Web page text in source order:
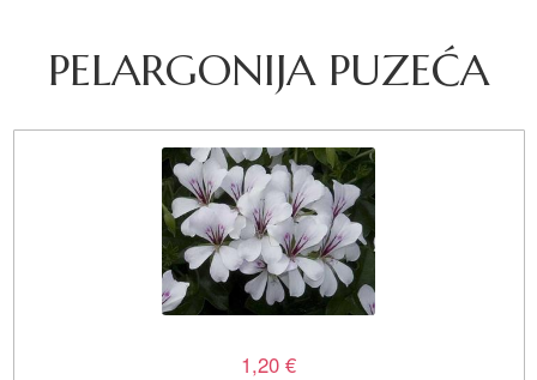
PELARGONIJA PUZEĆA
1,20 €